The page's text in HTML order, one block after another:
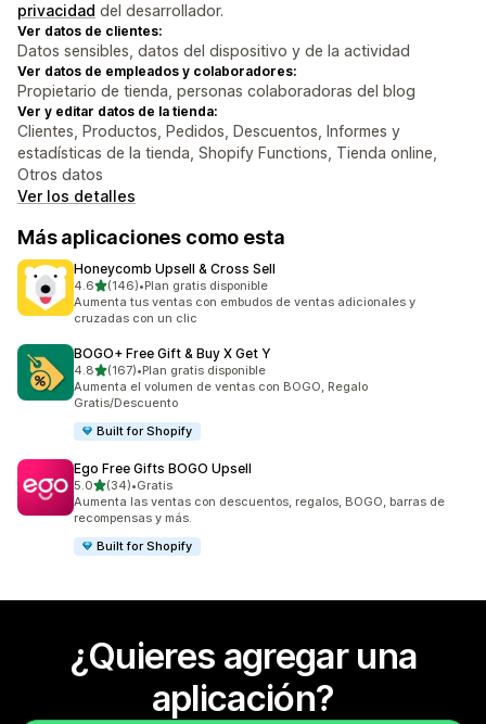
privacidad del desarrollador.
Ver datos de clientes:
Datos sensibles, datos del dispositivo y de la actividad
Ver datos de empleados y colaboradores:
Propietario de tienda, personas colaboradoras del blog
Ver y editar datos de la tienda:
Clientes, Productos, Pedidos, Descuentos, Informes y
estadísticas de la tienda, Shopify Functions, Tienda online,
Otros datos
Ver los detalles
Más aplicaciones como esta
Honeycomb Upsell & Cross Sell
4.6de 5 estrellas
(146)
146 reseñas en total
•Plan gratis disponible
Aumenta tus ventas con embudos de ventas adicionales y
cruzadas con un clic
BOGO+ Free Gift & Buy X Get Y
4.8de 5 estrellas
(167)
167 reseñas en total
•Plan gratis disponible
Aumenta el volumen de ventas con BOGO, Regalo
Gratis/Descuento
Built for Shopify
Ego Free Gifts BOGO Upsell
5.0de 5 estrellas
(34)
34 reseñas en total
•Gratis
Aumenta las ventas con descuentos, regalos, BOGO, barras de
recompensas y más.
Built for Shopify
¿Quieres agregar una
aplicación?